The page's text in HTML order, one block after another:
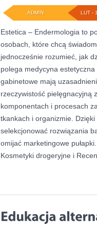
LUT -
ADMIN
Estetica – Endermologia to
osobach, które chcą
jednocześnie rozumieć, jak
polega medycyna
gabinetowe mają
rzeczywistość pielęgnacyjną
komponentach i procesach
tkankach i organizmie.
selekcjonować rozwiązania
omijać marketingowe
Kosmetyki drogeryjne i